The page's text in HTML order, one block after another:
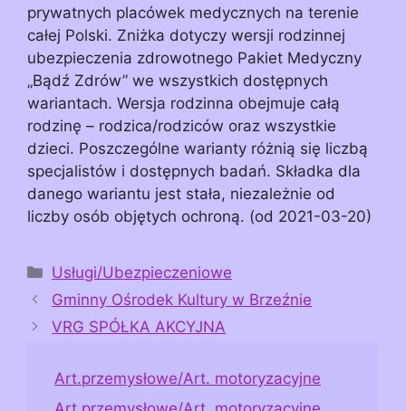
prywatnych placówek medycznych na terenie
całej Polski. Zniżka dotyczy wersji rodzinnej
ubezpieczenia zdrowotnego Pakiet Medyczny
„Bądź Zdrów” we wszystkich dostępnych
wariantach. Wersja rodzinna obejmuje całą
rodzinę – rodzica/rodziców oraz wszystkie
dzieci. Poszczególne warianty różnią się liczbą
specjalistów i dostępnych badań. Składka dla
danego wariantu jest stała, niezależnie od
liczby osób objętych ochroną. (od 2021-03-20)
Kategorie
Usługi/Ubezpieczeniowe
Gminny Ośrodek Kultury w Brzeźnie
VRG SPÓŁKA AKCYJNA
Art.przemysłowe/Art. motoryzacyjne